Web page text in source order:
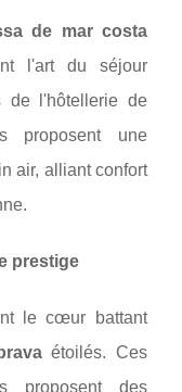
de mar costa
l'art du séjour
de l'hôtellerie de
proposent une
air, alliant confort
prestige
le cœur battant
étoilés. Ces
proposent des